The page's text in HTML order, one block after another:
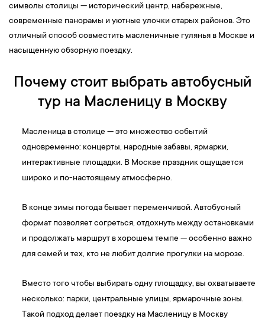
символы столицы — исторический центр, набережные,
современные панорамы и уютные улочки старых районов. Это
отличный способ совместить масленичные гулянья в Москве и
насыщенную обзорную поездку.
Почему стоит выбрать автобусный
тур на Масленицу в Москву
Масленица в столице — это множество событий
одновременно: концерты, народные забавы, ярмарки,
интерактивные площадки. В Москве праздник ощущается
широко и по-настоящему атмосферно.
В конце зимы погода бывает переменчивой. Автобусный
формат позволяет согреться, отдохнуть между остановками
и продолжать маршрут в хорошем темпе — особенно важно
для семей и тех, кто не любит долгие прогулки на морозе.
Вместо того чтобы выбирать одну площадку, вы охватываете
несколько: парки, центральные улицы, ярмарочные зоны.
Такой подход делает поездку на Масленицу в Москву